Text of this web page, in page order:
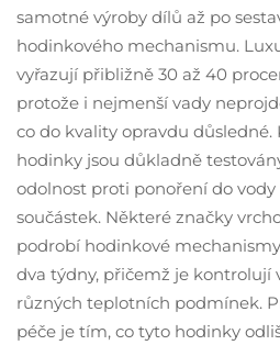
samotné výroby dílů až po
hodinkového mechanismu.
vyřazují přibližně 30 až 40
protože i nejmenší vady
co do kvality opravdu důsledné.
hodinky jsou důkladně
odolnost proti ponoření do
součástek. Některé značky
podrobí hodinkové
dva týdny, přičemž je kontrolují
různých teplotních podmínek.
péče je tím, co tyto hodinky